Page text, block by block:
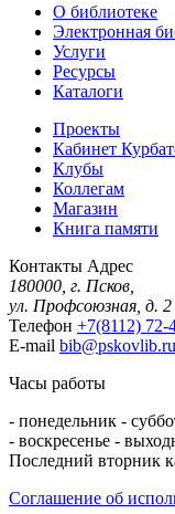
О библиотеке
Электронная
Услуги
Ресурсы
Каталоги
Проекты
Кабинет
Клубы
Коллегам
Магазин
Книга памяти
Контакты Адрес
180000, г. Псков,
ул. Профсоюзная, д. 2
Телефон +7(8112) 72-
E-mail bib@pskovlib.ru
Часы работы
- понедельник -
- воскресенье -
Последний вторник
Соглашение об